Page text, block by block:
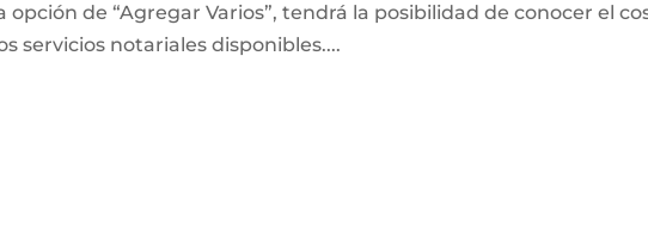
de “Agregar Varios”, tendrá la posibilidad de conocer el
servicios notariales disponibles....